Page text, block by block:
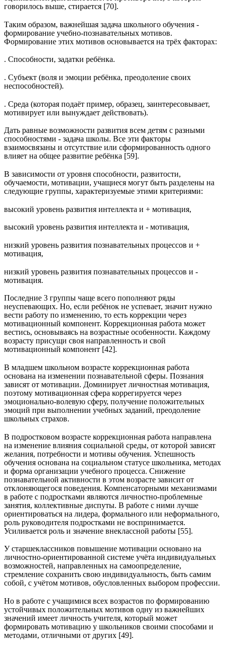
говорилось выше, стирается [70].
Таким образом, важнейшая задача школьного обучения -
формирование учебно-познавательных мотивов.
Формирование этих мотивов основывается на трёх факторах:
. Способности, задатки ребёнка.
. Субъект (воля и эмоции ребёнка, преодоление своих
неспособностей).
. Среда (которая подаёт пример, образец, заинтересовывает,
мотивирует или вынуждает действовать).
Дать равные возможности развития всем детям с разными
способностями - задача школы. Все эти факторы
взаимосвязаны и отсутствие или сформированность одного
влияет на общее развитие ребёнка [59].
В зависимости от уровня способности, развитости,
обучаемости, мотивации, учащиеся могут быть разделены на
следующие группы, характеризуемые этими критериями:
высокий уровень развития интеллекта и + мотивация,
высокий уровень развития интеллекта и - мотивация,
низкий уровень развития познавательных процессов и +
мотивация,
низкий уровень развития познавательных процессов и -
мотивация.
Последние 3 группы чаще всего пополняют ряды
неуспевающих. Но, если ребёнок не успевает, значит нужно
вести работу по изменению, то есть коррекции через
мотивационный компонент. Коррекционная работа может
вестись, основываясь на возрастные особенности. Каждому
возрасту присущи своя направленность и свой
мотивационный компонент [42].
В младшем школьном возрасте коррекционная работа
основана на изменении познавательной сферы. Познания
зависят от мотивации. Доминирует личностная мотивация,
поэтому мотивационная сфера коррегируется через
эмоционально-волевую сферу, получение положительных
эмоций при выполнении учебных заданий, преодоление
школьных страхов.
В подростковом возрасте коррекционная работа направлена
на изменение влияния социальной среды, от которой зависят
желания, потребности и мотивы обучения. Успешность
обучения основана на социальном статусе школьника, методах
и форма организации учебного процесса. Снижение
познавательной активности в этом возрасте зависит от
отклоняющегося поведения. Компенсаторными механизмами
в работе с подростками являются личностно-проблемные
занятия, коллективные диспуты. В работе с ними лучше
ориентироваться на лидера, формального или неформального,
роль руководителя подростками не воспринимается.
Усиливается роль и значение внеклассной работы [55].
У старшеклассников повышение мотивации основано на
личностно-ориентированной системе учёта индивидуальных
возможностей, направленных на самоопределение,
стремление сохранить свою индивидуальность, быть самим
собой, с учётом мотивов, обусловленных выбором профессии.
Но в работе с учащимися всех возрастов по формированию
устойчивых положительных мотивов одну из важнейших
значений имеет личность учителя, который может
формировать мотивацию у школьников своими способами и
методами, отличными от других [49].